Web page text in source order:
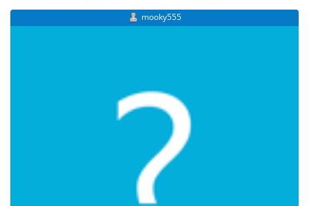
mooky555